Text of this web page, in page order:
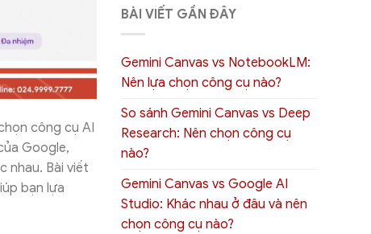
công cụ AI
Google,
nhau. Bài viết
bạn lựa
BÀI VIẾT GẦN ĐÂY
Gemini Canvas vs NotebookLM:
Nên lựa chọn công cụ nào?
So sánh Gemini Canvas vs Deep
Research: Nên chọn công cụ
nào?
Gemini Canvas vs Google AI
Studio: Khác nhau ở đâu và nên
chọn công cụ nào?